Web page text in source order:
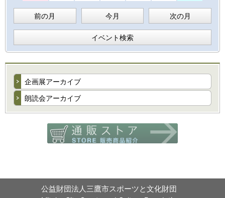
前の月 今月 次の月
イベント検索
企画展アーカイブ
朗読会アーカイブ
公益財団法人三鷹市スポーツと文化財団